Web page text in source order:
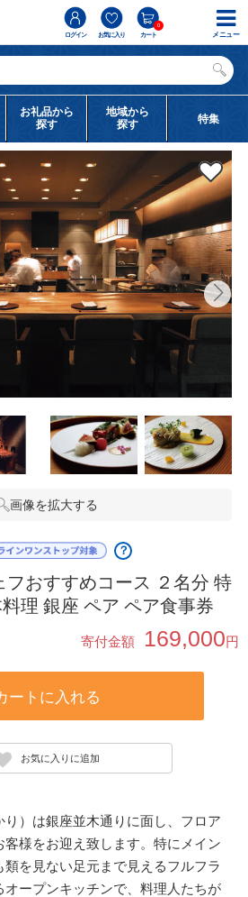
ログイン お気に入り カート
0
お礼品から
探す
地域から
探す
特集
画像を拡大する
？
フおすすめコース ２名分 特
理 銀座 ペア ペア食事券
寄付金額 169,000円
ートに入れる
お気に入りに追加
り）は銀座並木通りに面し、フロア
客様をお迎え致します。特にメイン
類を見ない足元まで見えるフルフラ
オープンキッチンで、料理人たちが
メニュー